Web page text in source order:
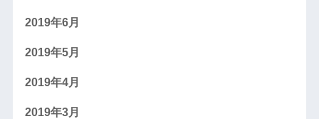
2019年6月
2019年5月
2019年4月
2019年3月